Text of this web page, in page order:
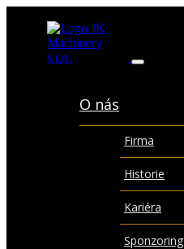
O nás
Firma
Historie
Kariéra
Sponzoring